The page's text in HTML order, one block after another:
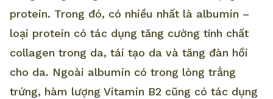
protein. Trong đó, có nhiều nhất là albumin –
loại protein có tác dụng tăng cường tính chất
collagen trong da, tái tạo da và tăng đàn hồi
cho da. Ngoài albumin có trong lòng trắng
trứng, hàm lượng Vitamin B2 cũng có tác dụng